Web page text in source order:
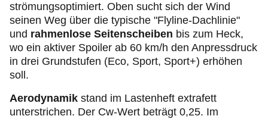
strömungsoptimiert. Oben sucht sich der Wind
seinen Weg über die typische "Flyline-Dachlinie"
und rahmenlose Seitenscheiben bis zum Heck,
wo ein aktiver Spoiler ab 60 km/h den Anpressdruck
in drei Grundstufen (Eco, Sport, Sport+) erhöhen
soll.
Aerodynamik stand im Lastenheft extrafett
unterstrichen. Der Cw-Wert beträgt 0,25. Im